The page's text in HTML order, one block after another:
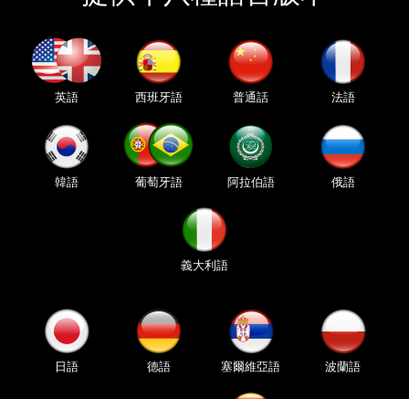
英語 西班牙語 普通話 法語
韓語 葡萄牙語 阿拉伯語 俄語
義大利語
日語 德語 塞爾維亞語 波蘭語